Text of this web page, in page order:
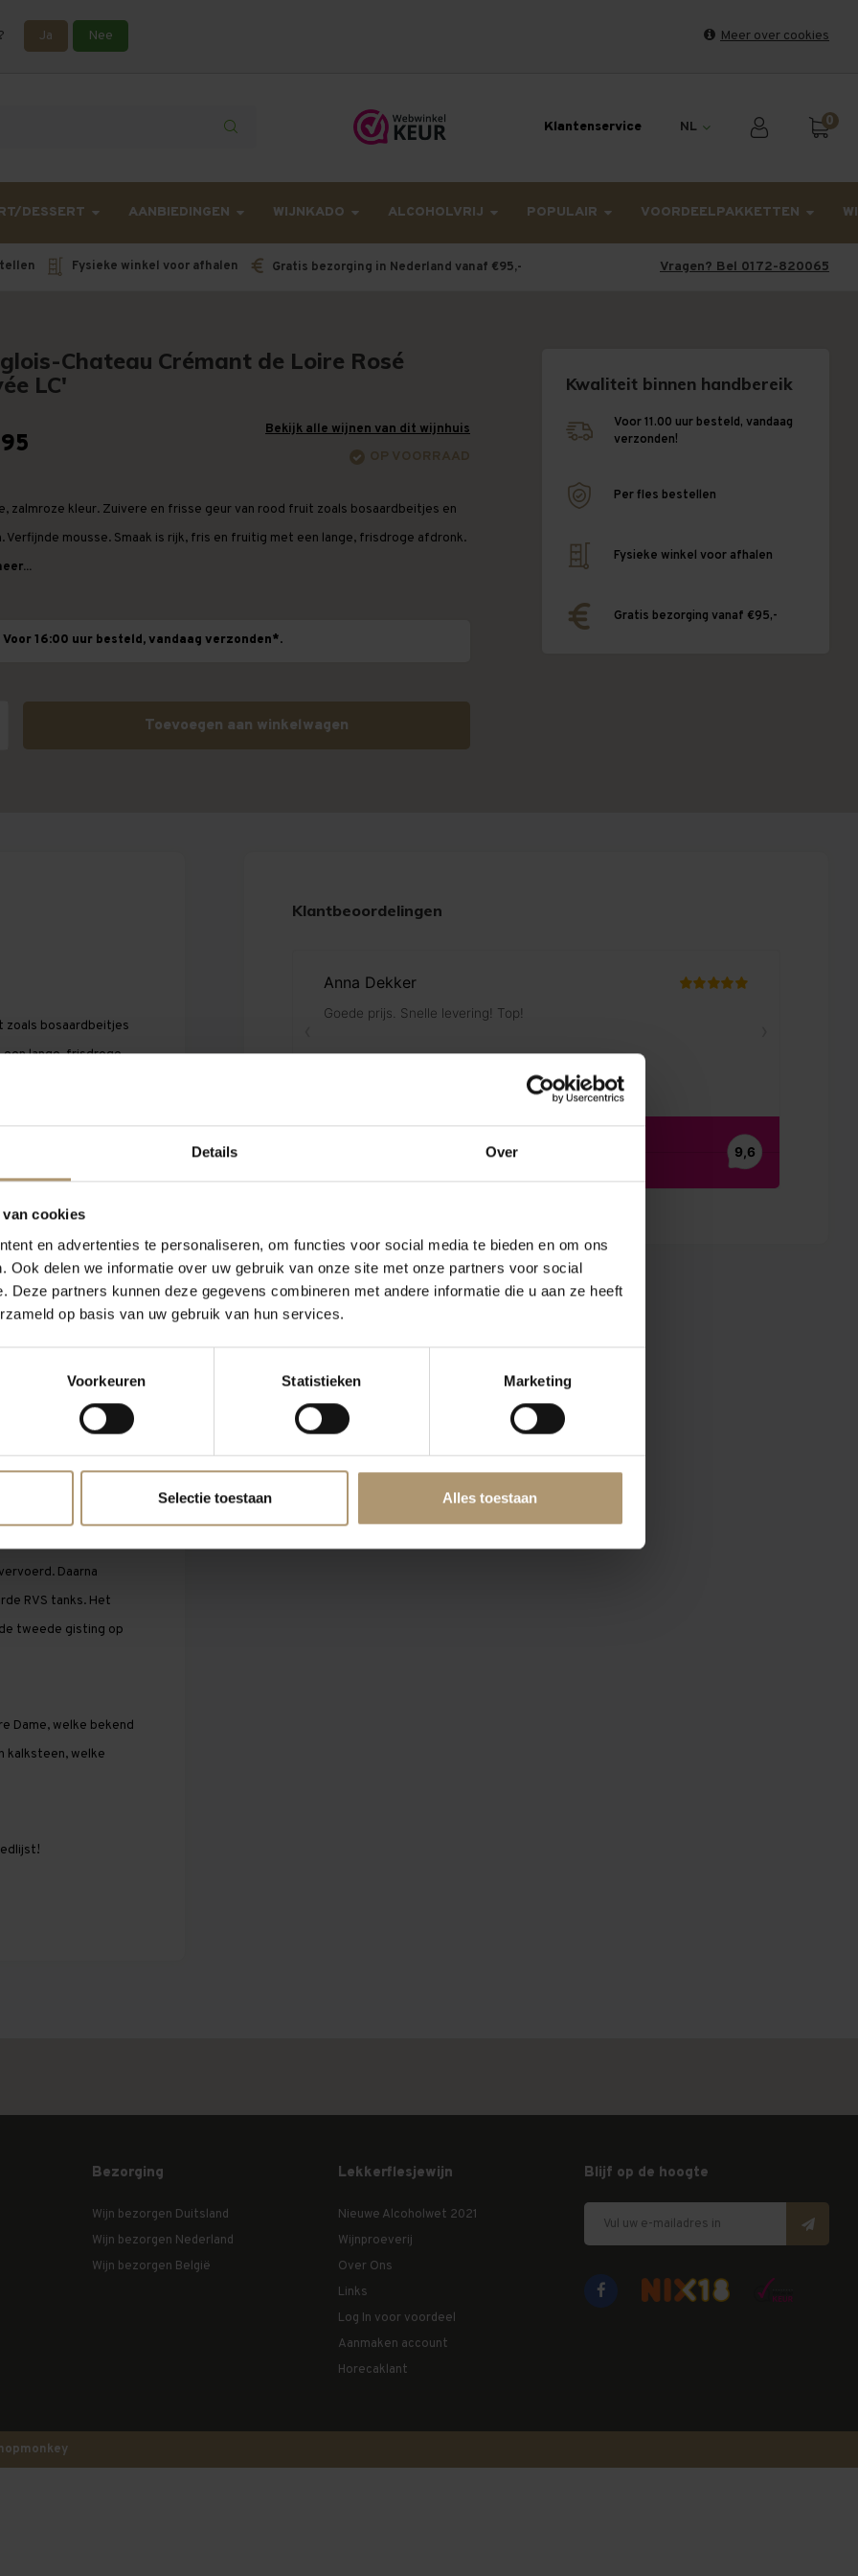
Details Over
cookies
en advertenties te personaliseren, om functies voor social media te bieden en om ons
Ook delen we informatie over uw gebruik van onze site met onze partners voor social
Deze partners kunnen deze gegevens combineren met andere informatie die u aan ze heeft
op basis van uw gebruik van hun services.
Voorkeuren Statistieken Marketing
Selectie toestaan Alles toestaan
Ja Nee
Meer over cookies
langer onderweg zijn dan gebruikelijk - Bestellingen van het weekend en maandag worden dinsdag verzonden.
Klantenservice NL 0
DESSERT AANBIEDINGEN WIJNKADO ALCOHOLVRIJ POPULAIR VOORDEELPAKKETTEN
Fysieke winkel voor afhalen Gratis bezorging in Nederland vanaf €95,- Vragen? Bel 0172-820065
Chateau Crémant de Loire Rosé
LC'
Bekijk alle wijnen van dit wijnhuis
OP VOORRAAD
zalmroze kleur. Zuivere en frisse geur van rood fruit zoals bosaardbeitjes en
Verfijnde mousse. Smaak is rijk, fris en fruitig met een lange, frisdroge afdronk.
Voor 16:00 uur besteld, vandaag verzonden*.
Toevoegen aan winkelwagen
Kwaliteit binnen handbereik
Voor 11.00 uur besteld, vandaag
verzonden!
Per fles bestellen
Fysieke winkel voor afhalen
Gratis bezorging vanaf €95,-
zoals bosaardbeitjes
een lange, frisdroge
kan deze wijn
met vis- en
fris fruit zoals in
combinatie met
en is in
gamma aan
Dit keurmerk
het bedrijven van
van het domein
en met de
Daarna
RVS tanks. Het
tweede gisting op
Dame, welke bekend
kalksteen, welke
Klantbeoordelingen
Bezorging
Wijn bezorgen Duitsland
Wijn bezorgen Nederland
Wijn bezorgen België
Lekkerflesjewijn
Nieuwe Alcoholwet 2021
Wijnproeverij
Over Ons
Links
Log In voor voordeel
Aanmaken account
Horecaklant
Blijf op de hoogte